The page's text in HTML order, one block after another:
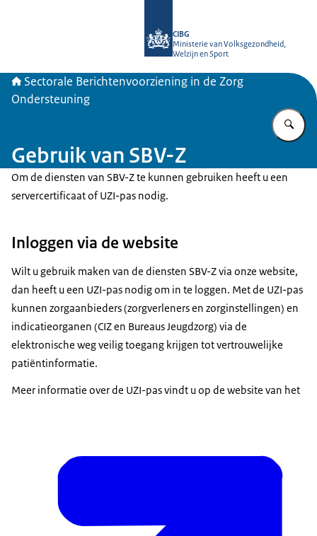
CIBG
Ministerie van Volksgezondheid,
Welzijn en Sport
Sectorale Berichtenvoorziening in de Zorg
Ondersteuning
Gebruik van SBV-Z
Om de diensten van SBV-Z te kunnen gebruiken heeft u een
servercertificaat of UZI-pas nodig.
Inloggen via de website
Wilt u gebruik maken van de diensten SBV-Z via onze website,
dan heeft u een UZI-pas nodig om in te loggen. Met de UZI-pas
kunnen zorgaanbieders (zorgverleners en zorginstellingen) en
indicatieorganen (CIZ en Bureaus Jeugdzorg) via de
elektronische weg veilig toegang krijgen tot vertrouwelijke
patiëntinformatie.
Meer informatie over de UZI-pas vindt u op de website van het